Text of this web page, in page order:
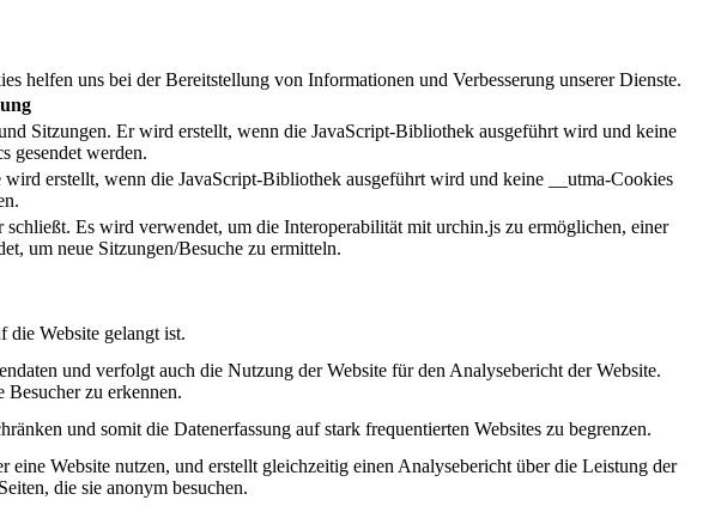
helfen uns bei der Bereitstellung von Informationen und Verbesserung unserer Dienste.
Sitzungen. Er wird erstellt, wenn die JavaScript-Bibliothek ausgeführt wird und keine
gesendet werden.
erstellt, wenn die JavaScript-Bibliothek ausgeführt wird und keine __utma-Cookies
Es wird verwendet, um die Interoperabilität mit urchin.js zu ermöglichen, einer
um neue Sitzungen/Besuche zu ermitteln.
die Website gelangt ist.
und verfolgt auch die Nutzung der Website für den Analysebericht der Website.
zu erkennen.
und somit die Datenerfassung auf stark frequentierten Websites zu begrenzen.
Website nutzen, und erstellt gleichzeitig einen Analysebericht über die Leistung der
die sie anonym besuchen.